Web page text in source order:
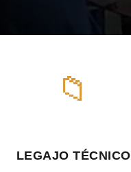
📁
LEGAJO TÉCNICO